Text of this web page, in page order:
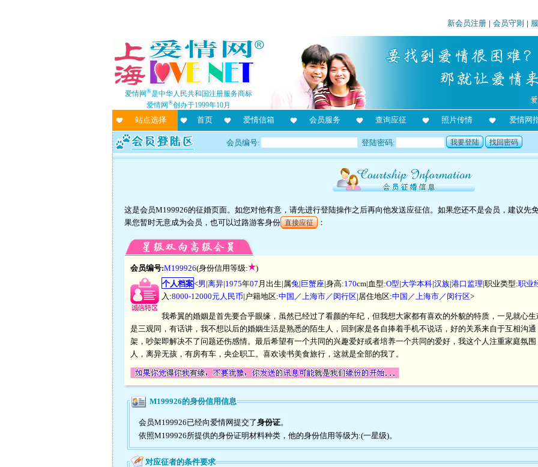
新会员注册 | 会员守则 |
爱情网®是中华人民共和国注册服务商标
爱情网®创办于1999年10月
站点选择 首页 爱情信箱 会员服务 查询应征 照片传情 爱情网
会员编号: 登陆密码: 我要登陆 找回密码
这是会员M199926的征婚页面。如您对他有意，请先进行登陆操作之后再向他发送应征信。如果您还不是会员，建议先
果您暂时无意成为会员，也可以过路游客身份 直接应征 ：
会员编号:M199926(身份信用等级:
)
个人档案<男|离异|1975年07 月出生|属兔| 巨蟹座|身高:170cm|血型:O型|大学本科|汉族|港口监理|职业类型:职业
入:8000-12000元人民币|户籍地区:中国／上海市／闵行区|居住地区:中国／上海市／闵行区>
我希翼的婚姻是首先要合乎眼缘，虽然已经过了看颜的年纪，但我想大家都有喜欢的外貌的特质，一见就心
是三观同，有话讲，我不想以后的婚姻生活是熟悉的陌生人，回到家是各自捧着手机不说话，好的关系来自于互相沟
架，吵架即解决不了问题还伤感情。最后希望有一个共同的兴趣爱好或者培养一个共同的爱好，我这个人注重家庭氛
人，离异无孩，有房有车，央企职工。喜欢读书美食旅行，这就是全部的我了。
M199926的身份信用信息
会员M199926已经向爱情网提交了身份证。
依照M199926所提供的身份证明材料种类，他的身份信用等级为:(一星级)。
对应征者的条件要求